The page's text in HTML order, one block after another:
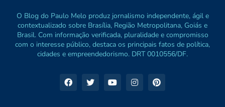
O Blog do Paulo Melo produz jornalismo independente, ágil e
contextualizado sobre Brasília, Região Metropolitana, Goiás e
Brasil. Com informação verificada, pluralidade e compromisso
com o interesse público, destaca os principais fatos de política,
cidades e empreendedorismo. DRT 0010556/DF.